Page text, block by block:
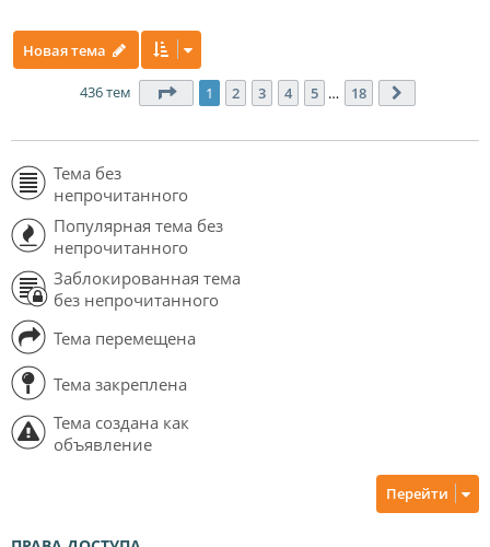
Новая тема
436 тем Страница 1из 18
1 2 3 4 5 … 18
Тема без
непрочитанного
Популярная тема без
непрочитанного
Заблокированная тема
без непрочитанного
Тема перемещена
Тема закреплена
Тема создана как
объявление
Перейти